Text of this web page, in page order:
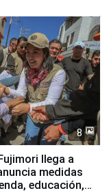
8
llega a
medidas
educación,